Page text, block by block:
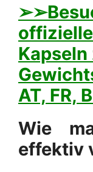
Kapseln
AT, FR,
Wie
effektiv